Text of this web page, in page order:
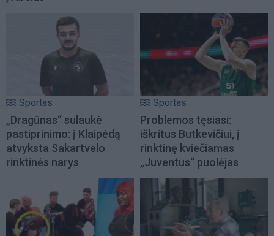
Sportas
„Dragūnas“ sulaukė
pastiprinimo: į Klaipėdą
atvyksta Sakartvelo
rinktinės narys
Sportas
Problemos tęsiasi:
iškritus Butkevičiui, į
rinktinę kviečiamas
„Juventus“ puolėjas